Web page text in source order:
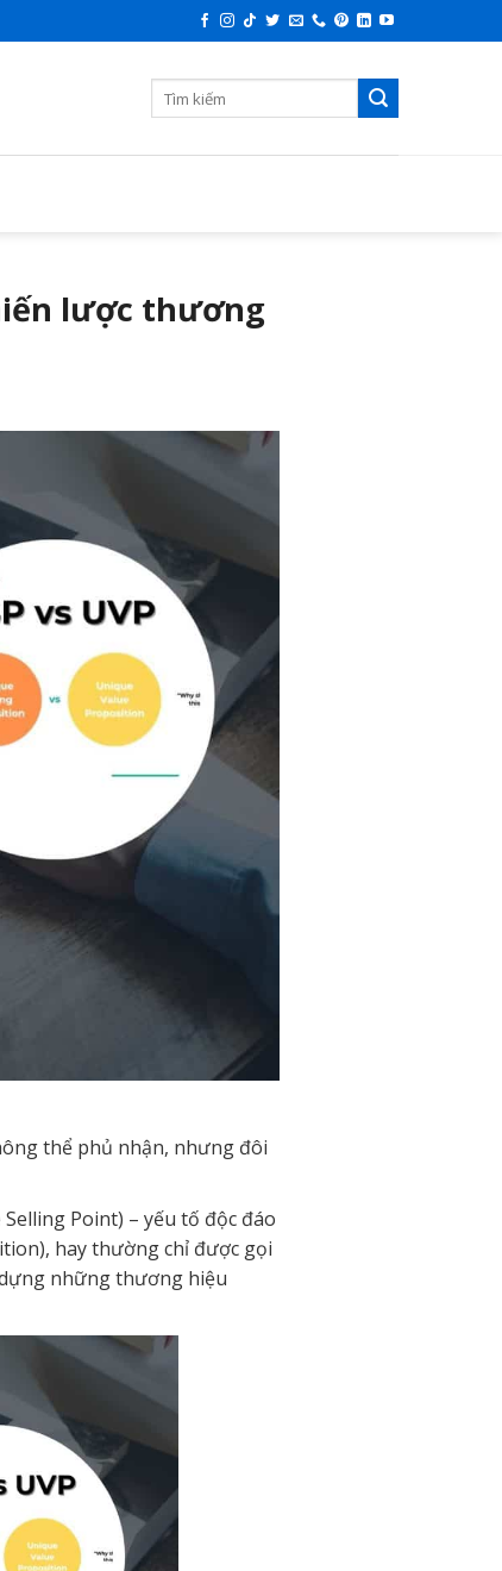
lược thương
thể phủ nhận, nhưng đôi
Point) – yếu tố độc đáo
hay thường chỉ được gọi
những thương hiệu